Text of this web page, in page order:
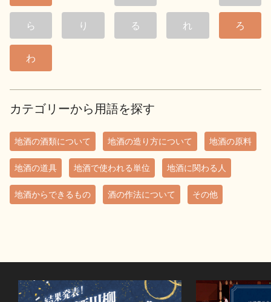
ら り る れ ろ
わ
カテゴリーから用語を探す
地酒の酒類について 地酒の造り方について 地酒の原料
地酒の道具 地酒で使われる単位 地酒に関わる人
地酒からできるもの 酒の作法について その他